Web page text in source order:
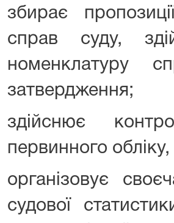
збирає
справ суду,
номенклатуру
затвердження;
здійснює
первинного
організовує
судової